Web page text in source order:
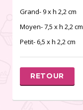
Grand- 9 x h 2,2 cm
Moyen- 7,5 x h 2,2 cm
Petit- 6,5 x h 2,2 cm
RETOUR